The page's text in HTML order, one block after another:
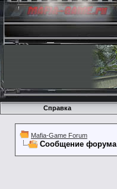
Справка
Mafia-Game Forum
Сообщение форума